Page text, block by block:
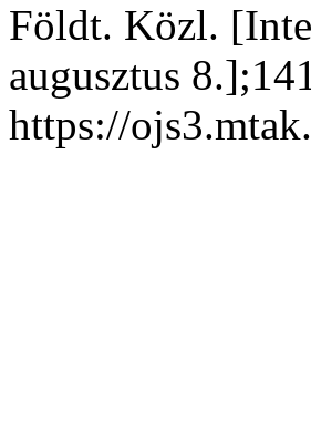
Földt. Közl.
augusztus
https://